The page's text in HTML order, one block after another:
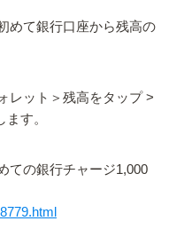
めて銀行口座から残高の
レット＞残高をタップ >
す。
ての銀行チャージ1,000